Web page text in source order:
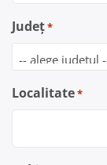
Județ*
Localitate*